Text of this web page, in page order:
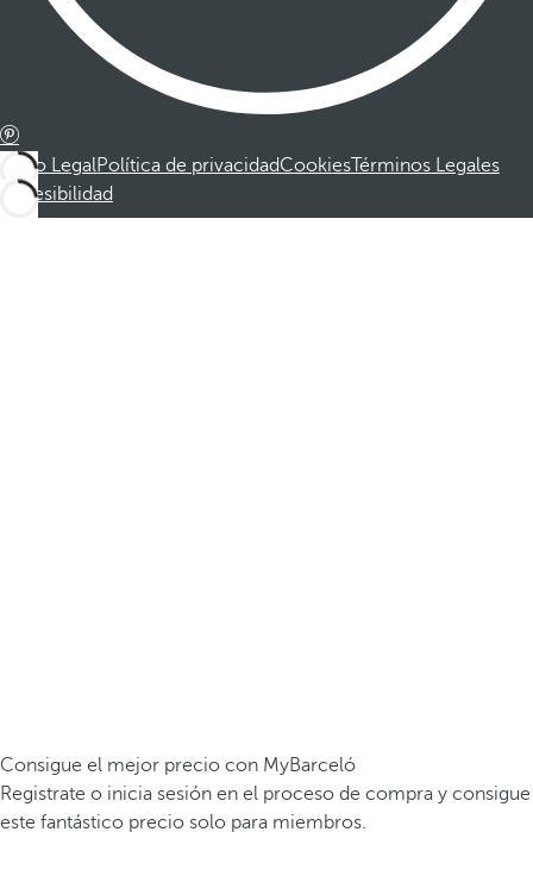
Aviso LegalPolítica de privacidadCookiesTérminos Legales
Accesibilidad
Consigue el mejor precio con MyBarceló
Registrate o inicia sesión en el proceso de compra y consigue
este fantástico precio solo para miembros.